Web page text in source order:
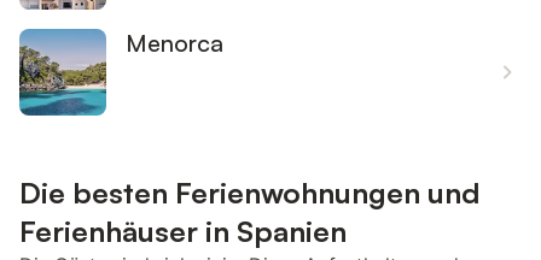
Menorca
Die besten Ferienwohnungen und
Ferienhäuser in Spanien